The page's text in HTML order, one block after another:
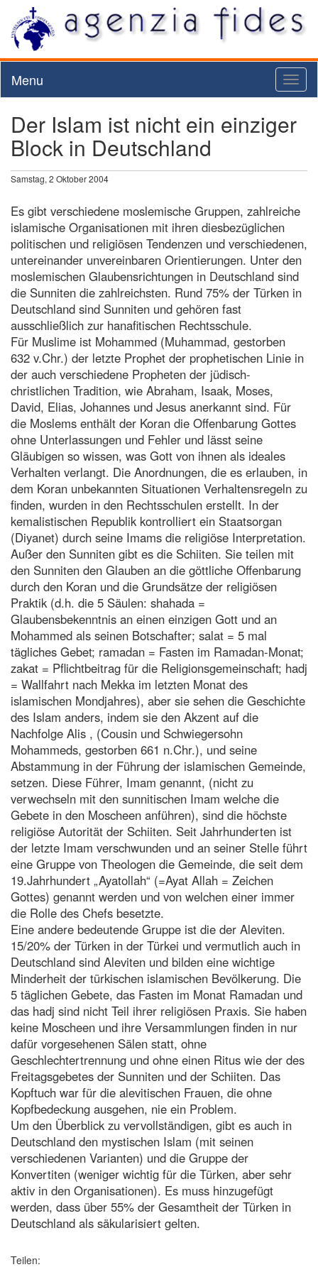
Menu
Der Islam ist nicht ein einziger
Block in Deutschland
Samstag, 2 Oktober 2004
Es gibt verschiedene moslemische Gruppen, zahlreiche
islamische Organisationen mit ihren diesbezüglichen
politischen und religiösen Tendenzen und verschiedenen,
untereinander unvereinbaren Orientierungen. Unter den
moslemischen Glaubensrichtungen in Deutschland sind
die Sunniten die zahlreichsten. Rund 75% der Türken in
Deutschland sind Sunniten und gehören fast
ausschließlich zur hanafitischen Rechtsschule.
Für Muslime ist Mohammed (Muhammad, gestorben
632 v.Chr.) der letzte Prophet der prophetischen Linie in
der auch verschiedene Propheten der jüdisch-
christlichen Tradition, wie Abraham, Isaak, Moses,
David, Elias, Johannes und Jesus anerkannt sind. Für
die Moslems enthält der Koran die Offenbarung Gottes
ohne Unterlassungen und Fehler und lässt seine
Gläubigen so wissen, was Gott von ihnen als ideales
Verhalten verlangt. Die Anordnungen, die es erlauben, in
dem Koran unbekannten Situationen Verhaltensregeln zu
finden, wurden in den Rechtsschulen erstellt. In der
kemalistischen Republik kontrolliert ein Staatsorgan
(Diyanet) durch seine Imams die religiöse Interpretation.
Außer den Sunniten gibt es die Schiiten. Sie teilen mit
den Sunniten den Glauben an die göttliche Offenbarung
durch den Koran und die Grundsätze der religiösen
Praktik (d.h. die 5 Säulen: shahada =
Glaubensbekenntnis an einen einzigen Gott und an
Mohammed als seinen Botschafter; salat = 5 mal
tägliches Gebet; ramadan = Fasten im Ramadan-Monat;
zakat = Pflichtbeitrag für die Religionsgemeinschaft; hadj
= Wallfahrt nach Mekka im letzten Monat des
islamischen Mondjahres), aber sie sehen die Geschichte
des Islam anders, indem sie den Akzent auf die
Nachfolge Alis , (Cousin und Schwiegersohn
Mohammeds, gestorben 661 n.Chr.), und seine
Abstammung in der Führung der islamischen Gemeinde,
setzen. Diese Führer, Imam genannt, (nicht zu
verwechseln mit den sunnitischen Imam welche die
Gebete in den Moscheen anführen), sind die höchste
religiöse Autorität der Schiiten. Seit Jahrhunderten ist
der letzte Imam verschwunden und an seiner Stelle führt
eine Gruppe von Theologen die Gemeinde, die seit dem
19.Jahrhundert „Ayatollah“ (=Ayat Allah = Zeichen
Gottes) genannt werden und von welchen einer immer
die Rolle des Chefs besetzte.
Eine andere bedeutende Gruppe ist die der Aleviten.
15/20% der Türken in der Türkei und vermutlich auch in
Deutschland sind Aleviten und bilden eine wichtige
Minderheit der türkischen islamischen Bevölkerung. Die
5 täglichen Gebete, das Fasten im Monat Ramadan und
das hadj sind nicht Teil ihrer religiösen Praxis. Sie haben
keine Moscheen und ihre Versammlungen finden in nur
dafür vorgesehenen Sälen statt, ohne
Geschlechtertrennung und ohne einen Ritus wie der des
Freitagsgebetes der Sunniten und der Schiiten. Das
Kopftuch war für die alevitischen Frauen, die ohne
Kopfbedeckung ausgehen, nie ein Problem.
Um den Überblick zu vervollständigen, gibt es auch in
Deutschland den mystischen Islam (mit seinen
verschiedenen Varianten) und die Gruppe der
Konvertiten (weniger wichtig für die Türken, aber sehr
aktiv in den Organisationen). Es muss hinzugefügt
werden, dass über 55% der Gesamtheit der Türken in
Deutschland als säkularisiert gelten.
Teilen: